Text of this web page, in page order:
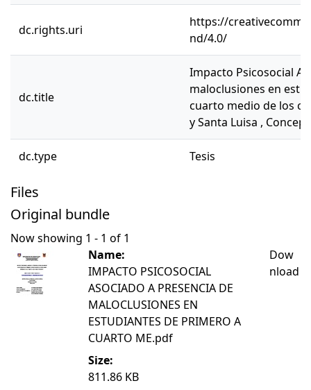
dc.rights.uri
https://
nd/4.0/
dc.title
Impacto Psicosocial
maloclusiones en
cuarto medio de los
y Santa Luisa ,
dc.type Tesis
Files
Original bundle
Now showing 1 - 1 of 1
Name:
IMPACTO PSICOSOCIAL
ASOCIADO A PRESENCIA DE
MALOCLUSIONES EN
ESTUDIANTES DE PRIMERO A
CUARTO ME.pdf
Size:
811.86 KB
Dow
nload